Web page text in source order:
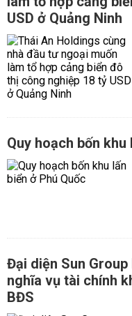
USD ở Quảng Ninh
Quy hoạch bốn khu
Đại diện Sun
nghĩa vụ tài chính
BĐS